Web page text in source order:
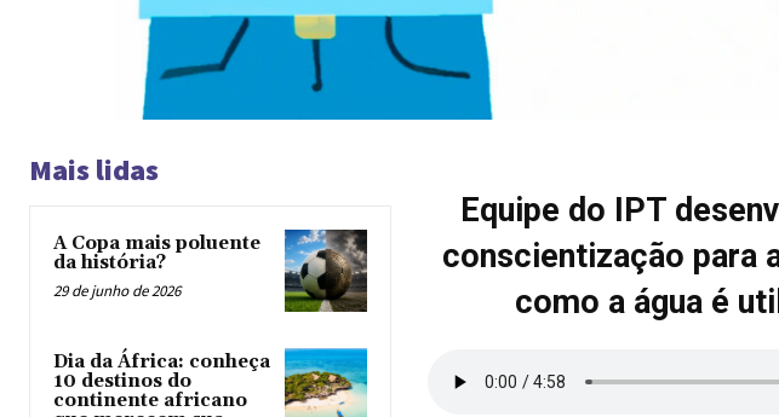
Mais lidas
A Copa mais poluente
da história?
29 de junho de 2026
Dia da África: conheça
10 destinos do
continente africano
Equipe do IPT
conscientização para
como a água é